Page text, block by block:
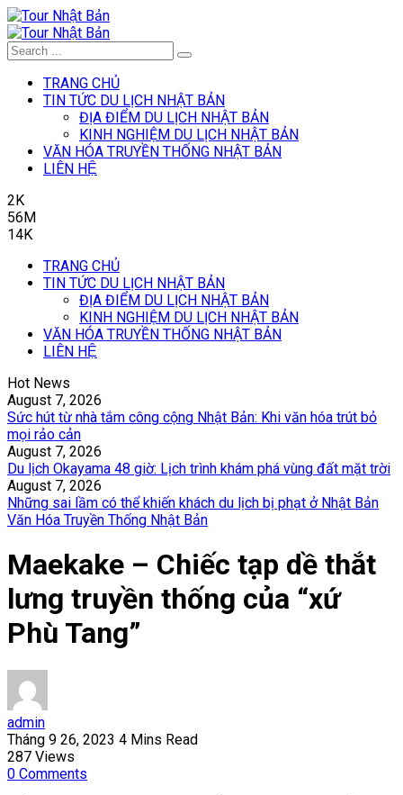
TRANG CHỦ
TIN TỨC DU LỊCH NHẬT BẢN
ĐỊA ĐIỂM DU LỊCH NHẬT BẢN
KINH NGHIỆM DU LỊCH NHẬT BẢN
VĂN HÓA TRUYỀN THỐNG NHẬT BẢN
LIÊN HỆ
2K
56M
14K
TRANG CHỦ
TIN TỨC DU LỊCH NHẬT BẢN
ĐỊA ĐIỂM DU LỊCH NHẬT BẢN
KINH NGHIỆM DU LỊCH NHẬT BẢN
VĂN HÓA TRUYỀN THỐNG NHẬT BẢN
LIÊN HỆ
Hot News
August 7, 2026
Sức hút từ nhà tắm công cộng Nhật Bản: Khi văn hóa trút bỏ
mọi rảo cản
August 7, 2026
Du lịch Okayama 48 giờ: Lịch trình khám phá vùng đất mặt trời
August 7, 2026
Những sai lầm có thể khiến khách du lịch bị phạt ở Nhật Bản
Văn Hóa Truyền Thống Nhật Bản
Maekake – Chiếc tạp dề thắt
lưng truyền thống của “xứ
Phù Tang”
admin
Tháng 9 26, 2023 4 Mins Read
287 Views
0 Comments